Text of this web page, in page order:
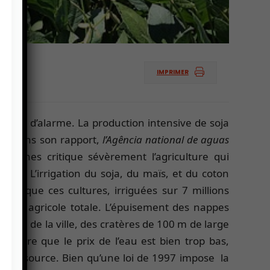
IMPRIMER
d’alarme. La production intensive de soja
Dans son rapport, l’Agência national de aguas
critique sévèrement l’agriculture qui
L’irrigation du soja, du maïs, et du coton
que ces cultures, irriguées sur 7 millions
agricole totale. L’épuisement des nappes
de la ville, des cratères de 100 m de large
que le prix de l’eau est bien trop bas,
Bien qu’une loi de 1997 impose la